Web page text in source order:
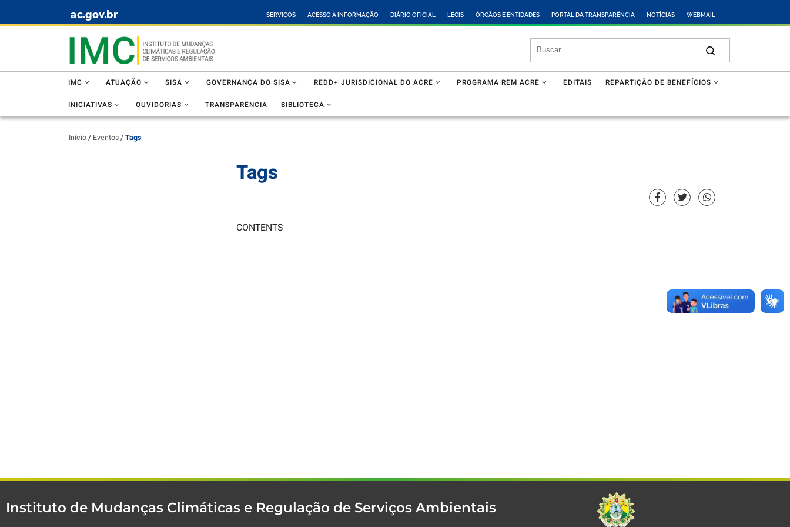
ac.gov.br SERVIÇOS ACESSO À INFORMAÇÃO DIÁRIO OFICIAL LEGIS ÓRGÃOS E ENTIDADES PORTAL DA TRANSPARÊNCIA NOTÍCIAS WEBMAIL
IMC ATUAÇÃO SISA GOVERNANÇA DO SISA REDD+ JURISDICIONAL DO ACRE PROGRAMA REM ACRE EDITAIS REPARTIÇÃO DE BENEFÍCIOS
INICIATIVAS OUVIDORIAS TRANSPARÊNCIA BIBLIOTECA
Início/ Eventos/Tags
Tags
CONTENTS
Instituto de Mudanças Climáticas e Regulação de Serviços Ambientais